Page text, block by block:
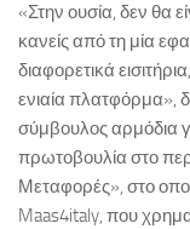
«Στην ουσία, δεν θα
κανείς από τη μία
διαφορετικά
ενιαία πλατφόρμα»,
σύμβουλος αρμόδια
πρωτοβουλία στο
Μεταφορές», στο
Maas4italy, που